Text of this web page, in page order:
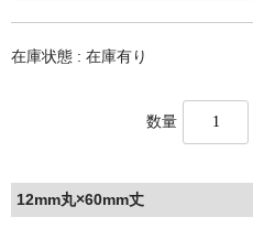
在庫状態 : 在庫有り
数量
12mm丸×60mm丈